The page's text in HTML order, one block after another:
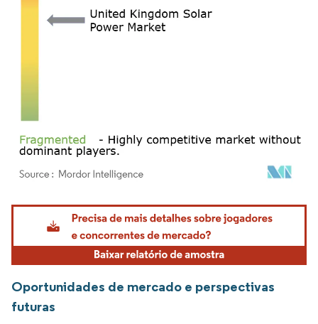
Imagem © Mordor Intelligence. O reuso requer atribuição conforme CC BY 4.0.
Oportunidades de mercado e perspectivas
futuras